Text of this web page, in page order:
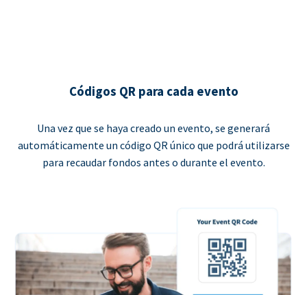
Códigos QR para cada evento
Una vez que se haya creado un evento, se generará
automáticamente un código QR único que podrá utilizarse
para recaudar fondos antes o durante el evento.